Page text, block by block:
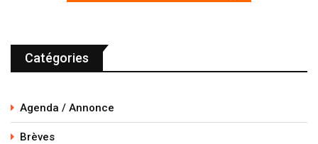
Catégories
Agenda / Annonce
Brèves